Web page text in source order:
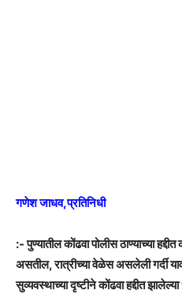
गणेश जाधव,प्रतिनिधी
:- पुण्यातील कोंढवा पोलीस ठाण्याच्या
असतील, रात्रीच्या वेळेस असलेली गर्दी
सुव्यवस्थाच्या दृष्टीने कोंढवा हद्दीत